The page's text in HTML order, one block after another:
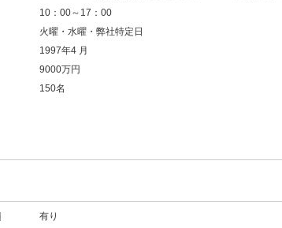
10：00～17：00
火曜・水曜・弊社特定日
1997年4 月
9000万円
150名
有り